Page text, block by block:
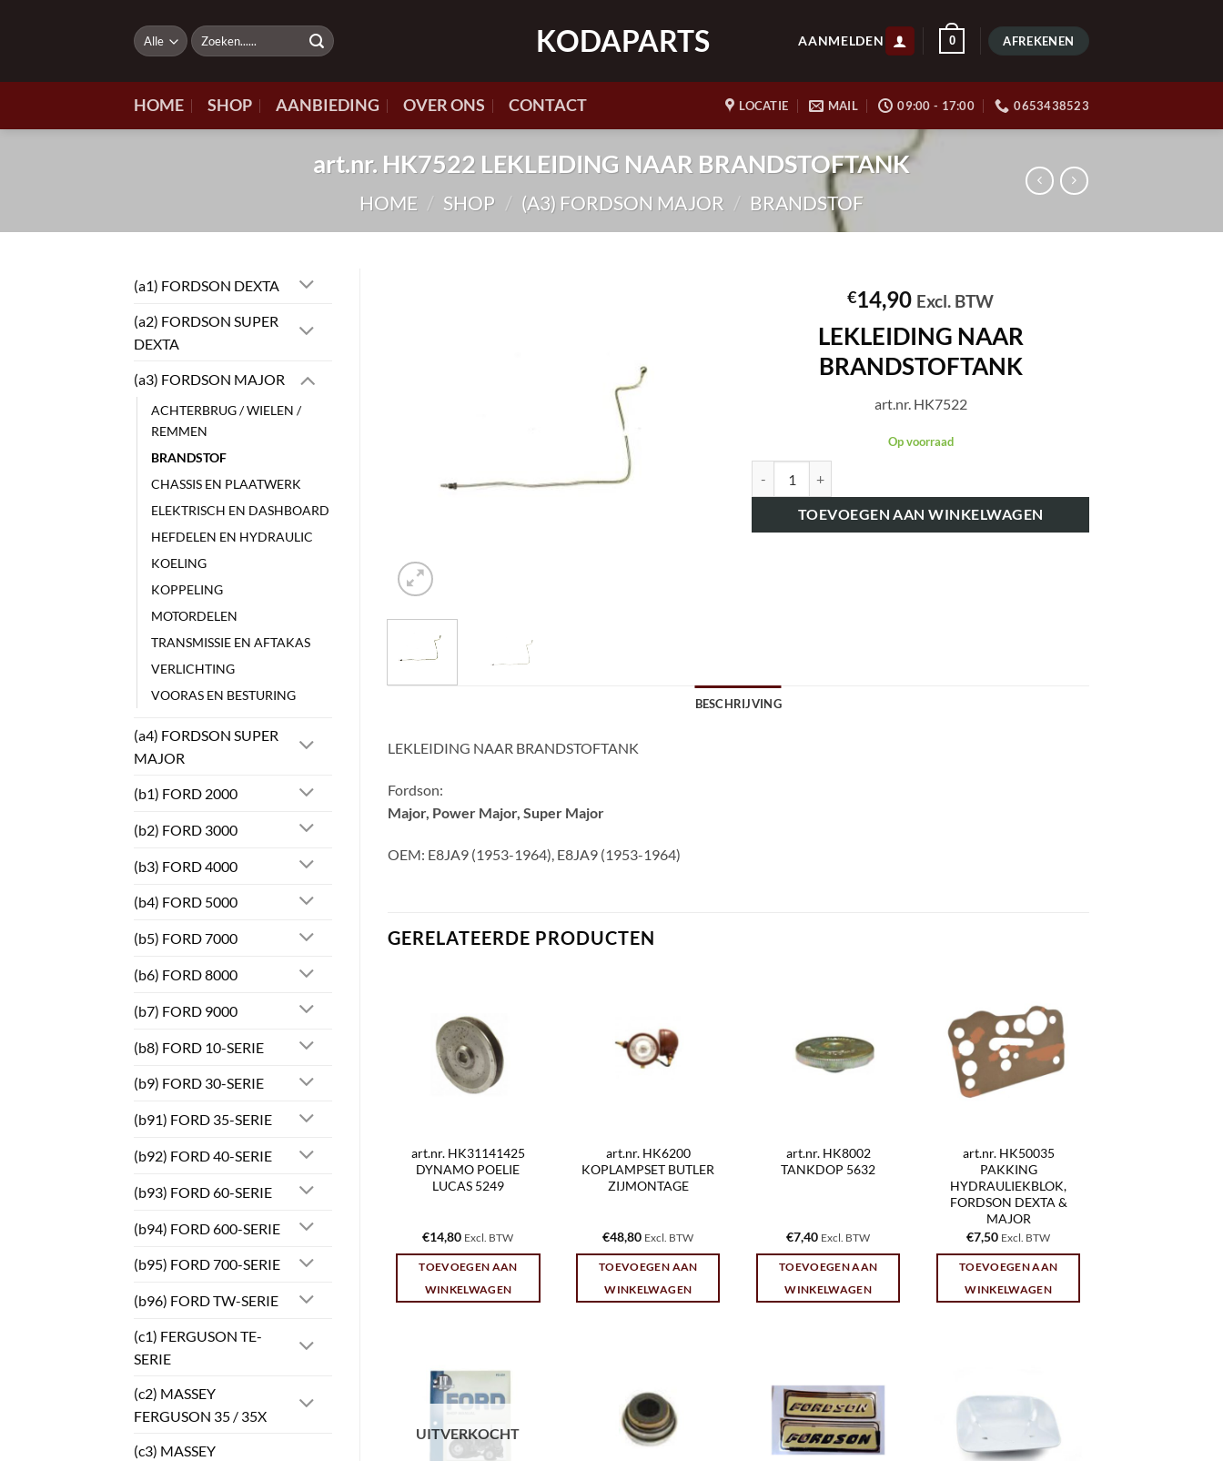
KODAPARTS
Zoeken
naar:
AANMELDEN 0 AFREKENEN
HOME SHOP AANBIEDING OVER ONS CONTACT LOCATIE MAIL 09:00 - 17:00 0653438523
art.nr. HK7522 LEKLEIDING NAAR BRANDSTOFTANK
HOME / SHOP / (A3) FORDSON MAJOR / BRANDSTOF
(a1) FORDSON DEXTA
(a2) FORDSON SUPER
DEXTA
(a3) FORDSON MAJOR
ACHTERBRUG / WIELEN /
REMMEN
BRANDSTOF
CHASSIS EN PLAATWERK
ELEKTRISCH EN DASHBOARD
HEFDELEN EN HYDRAULIC
KOELING
KOPPELING
MOTORDELEN
TRANSMISSIE EN AFTAKAS
VERLICHTING
VOORAS EN BESTURING
(a4) FORDSON SUPER
MAJOR
(b1) FORD 2000
(b2) FORD 3000
(b3) FORD 4000
(b4) FORD 5000
(b5) FORD 7000
(b6) FORD 8000
(b7) FORD 9000
(b8) FORD 10-SERIE
(b9) FORD 30-SERIE
(b91) FORD 35-SERIE
(b92) FORD 40-SERIE
(b93) FORD 60-SERIE
(b94) FORD 600-SERIE
(b95) FORD 700-SERIE
(b96) FORD TW-SERIE
(c1) FERGUSON TE-
SERIE
(c2) MASSEY
FERGUSON 35 / 35X
(c3) MASSEY
€14,90 Excl. BTW
LEKLEIDING NAAR
BRANDSTOFTANK
art.nr. HK7522
Op voorraad
TOEVOEGEN AAN WINKELWAGEN
BESCHRIJVING
LEKLEIDING NAAR BRANDSTOFTANK
Fordson:
Major, Power Major, Super Major
OEM: E8JA9 (1953-1964), E8JA9 (1953-1964)
GERELATEERDE PRODUCTEN
art.nr. HK31141425
DYNAMO POELIE
LUCAS 5249
€14,80 Excl. BTW
TOEVOEGEN AAN
WINKELWAGEN
art.nr. HK6200
KOPLAMPSET BUTLER
ZIJMONTAGE
€48,80 Excl. BTW
TOEVOEGEN AAN
WINKELWAGEN
art.nr. HK8002
TANKDOP 5632
€7,40 Excl. BTW
TOEVOEGEN AAN
WINKELWAGEN
art.nr. HK50035
PAKKING
HYDRAULIEKBLOK,
FORDSON DEXTA &
MAJOR
€7,50 Excl. BTW
TOEVOEGEN AAN
WINKELWAGEN
UITVERKOCHT